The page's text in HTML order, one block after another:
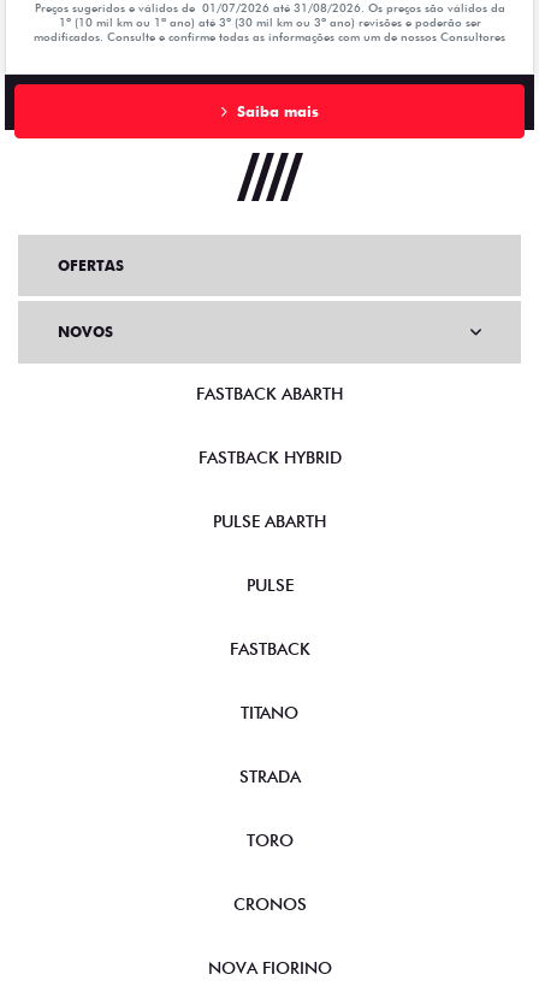
Preços sugeridos e válidos de 01/07/2026 até 31/08/2026. Os preços são válidos da
1º (10 mil km ou 1ª ano) até 3º (30 mil km ou 3º ano) revisões e poderão ser
modificados. Consulte e confirme todas as informações com um de nossos Consultores
Saiba mais
OFERTAS
NOVOS
FASTBACK ABARTH
FASTBACK HYBRID
PULSE ABARTH
PULSE
FASTBACK
TITANO
STRADA
TORO
CRONOS
NOVA FIORINO